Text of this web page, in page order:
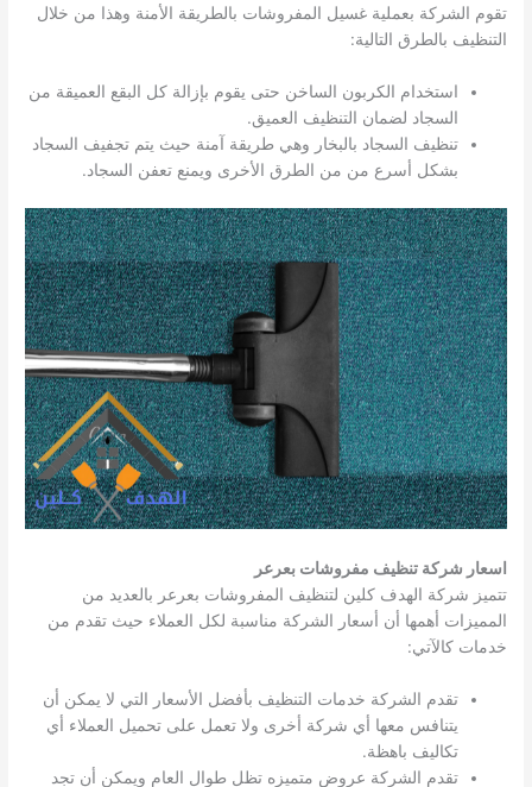
تقوم الشركة بعملية غسيل المفروشات بالطريقة الأمنة وهذا من خلال
التنظيف بالطرق التالية:
استخدام الكربون الساخن حتى يقوم بإزالة كل البقع العميقة من
السجاد لضمان التنظيف العميق.
تنظيف السجاد بالبخار وهي طريقة آمنة حيث يتم تجفيف السجاد
بشكل أسرع من من الطرق الأخرى ويمنع تعفن السجاد.
اسعار شركة تنظيف مفروشات بعرعر
تتميز شركة الهدف كلين لتنظيف المفروشات بعرعر بالعديد من
المميزات أهمها أن أسعار الشركة مناسبة لكل العملاء حيث تقدم من
خدمات كالآتي:
تقدم الشركة خدمات التنظيف بأفضل الأسعار التي لا يمكن أن
يتنافس معها أي شركة أخرى ولا تعمل على تحميل العملاء أي
تكاليف باهظة.
تقدم الشركة عروض متميزه تظل طوال العام ويمكن أن تجد